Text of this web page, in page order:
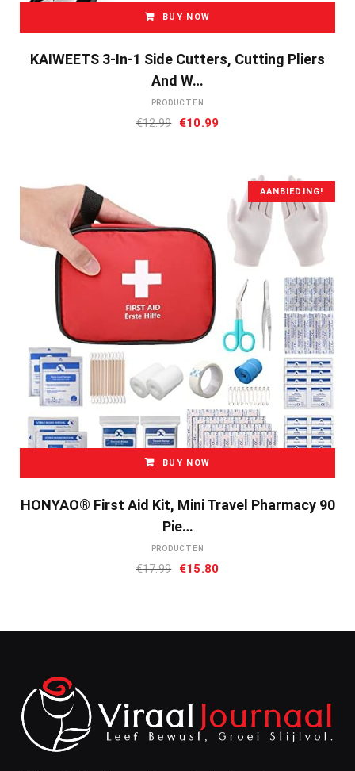
BUY NOW
KAIWEETS 3-In-1 Side Cutters, Cutting Pliers
And W…
PRODUCTEN
€12.99 Oorspronkelijke
€10.99
AANBIEDING!
BUY NOW
HONYAO® First Aid Kit, Mini Travel Pharmacy 90
Pie…
PRODUCTEN
€17.99 Oorspronkelijke
€15.80Huidige